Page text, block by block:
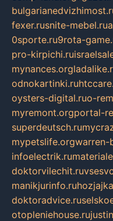
fexer.rusnite-mebel.ru
0sporte.ru9rota-
pro-kirpichi.ru
mynances.org
odnokartinki.ru
oysters-digital.ruo-
myremont.orgportal-
superdeutsch.ru
mypetslife.orgwarren-
infoelectrik.ru
doktorvilechit.ru
manikjurinfo.ru
doktoradvice.ru
otopleniehouse.ru